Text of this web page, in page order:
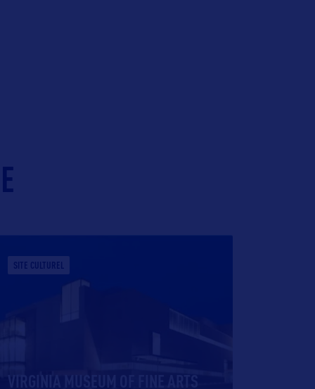
SITE CULTUREL
VIRGINIA MUSEUM OF FINE ARTS